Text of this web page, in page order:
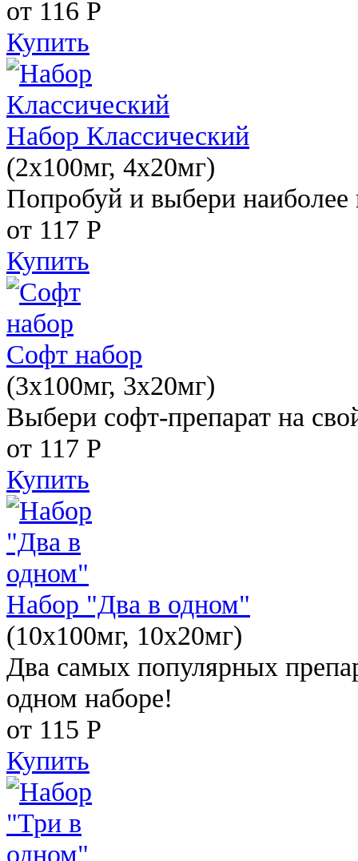
от 116 Р
Купить
Набор Классический
(2x100мг, 4x20мг)
Попробуй и выбери наиболее
от 117 Р
Купить
Софт набор
(3x100мг, 3x20мг)
Выбери софт-препарат на
от 117 Р
Купить
Набор "Два в одном"
(10x100мг, 10x20мг)
Два самых популярных
одном наборе!
от 115 Р
Купить